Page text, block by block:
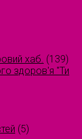
хаб. (139)
здоров'я "Ти
(5)